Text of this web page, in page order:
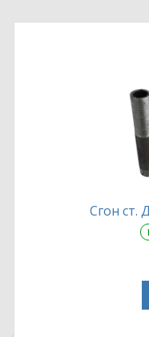
Сгон ст.